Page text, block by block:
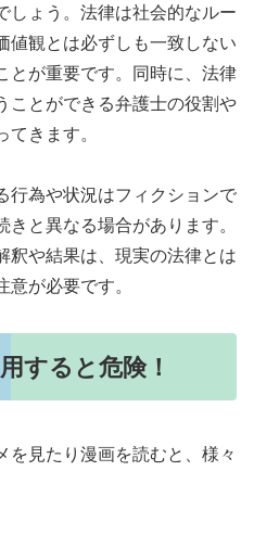
しょう。法律は社会的なルー
値観とは必ずしも一致しない
とが重要です。同時に、法律
ことができる弁護士の役割や
きます。
行為や状況はフィクションで
と異なる場合があります。
釈や結果は、現実の法律とは
が必要です。
すると危険！
を見たり漫画を読むと、様々